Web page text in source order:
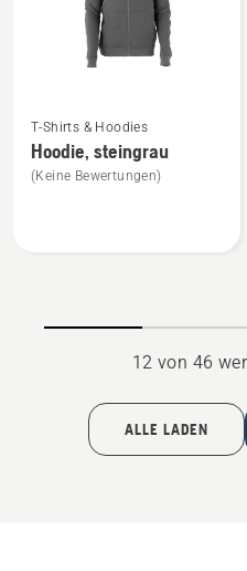
Details
zu
Hoodie,
T-Shirts & Hoodies
Hoodie, steingrau
(Keine Bewertungen)
12 von 46
ALLE LADEN